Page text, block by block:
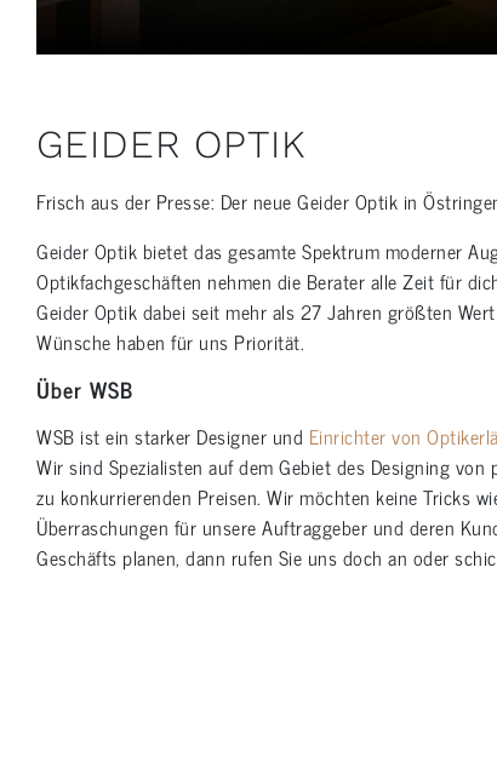
GEIDER OPTIK
Frisch aus der Presse: Der neue Geider Optik in
Geider Optik bietet das gesamte Spektrum moderner
Optikfachgeschäften nehmen die Berater alle Zeit für
Geider Optik dabei seit mehr als 27 Jahren größten
Wünsche haben für uns Priorität.
Über WSB
WSB ist ein starker Designer und Einrichter von
Wir sind Spezialisten auf dem Gebiet des Designing
zu konkurrierenden Preisen. Wir möchten keine Tricks
Überraschungen für unsere Auftraggeber und deren
Geschäfts planen, dann rufen Sie uns doch an oder